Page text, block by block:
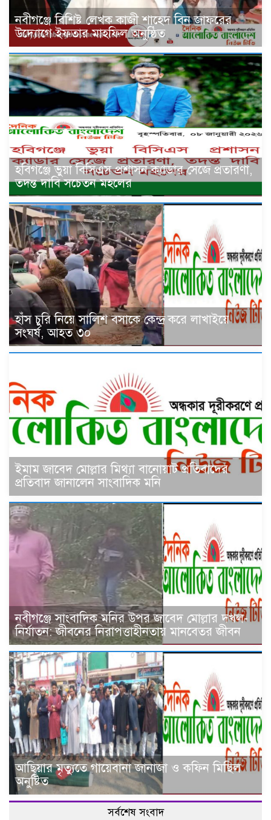
নবীগঞ্জে বিশিষ্ট লেখক কাজী শাহেদ বিন জাফরের
উদ্যোগে ইফতার মাহফিল অনুষ্ঠিত
হবিগঞ্জে ভুয়া বিসিএস প্রশাসন ক্যাডার সেজে প্রতারণা,
তদন্ত দাবি সচেতন মহলের
হাঁস চুরি নিয়ে সালিশ বসাকে কেন্দ্র করে লাখাইয়ে
সংঘর্ষ, আহত ৩০
ইমাম জাবেদ মোল্লার মিথ্যা বানোয়াট প্রতিবাদের
প্রতিবাদ জানালেন সাংবাদিক মনি
নবীগঞ্জে সাংবাদিক মনির উপর জাবেদ মোল্লার দখল-
নির্যাতন: জীবনের নিরাপত্তাহীনতায় মানবেতর জীবন
আ‌ছিয়ার মৃত‌্যু‌তে গা‌য়েব‌ানা জানাজা ও ক‌ফিন মি‌ছিল
অনু‌ষ্টিত
সর্বশেষ সংবাদ